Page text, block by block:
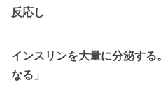
反応し
インスリンを大量に分泌する
なる」